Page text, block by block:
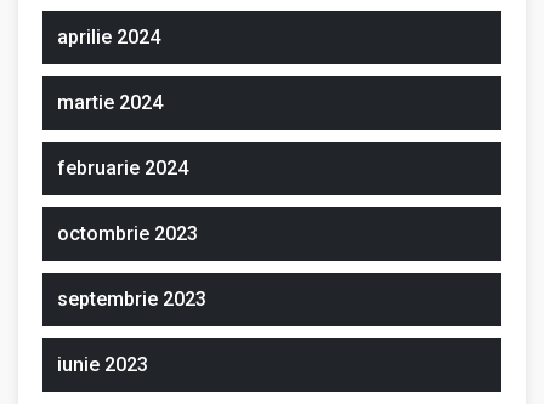
aprilie 2024
martie 2024
februarie 2024
octombrie 2023
septembrie 2023
iunie 2023